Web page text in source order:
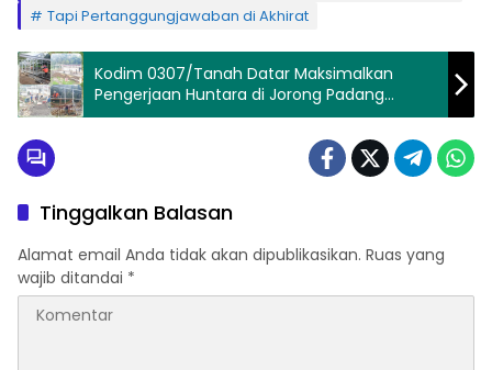
Tapi Pertanggungjawaban di Akhirat
Kodim 0307/Tanah Datar Maksimalkan
Pengerjaan Huntara di Jorong Padang
Kunyiak
Tinggalkan Balasan
Alamat email Anda tidak akan dipublikasikan. Ruas yang
wajib ditandai *